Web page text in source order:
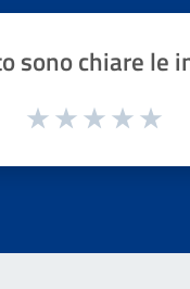
sono chiare le
1 a 5 stelle la pagina